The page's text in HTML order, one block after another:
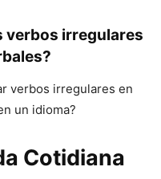
verbos irregulares
verbos irregulares en
un idioma?
Cotidiana